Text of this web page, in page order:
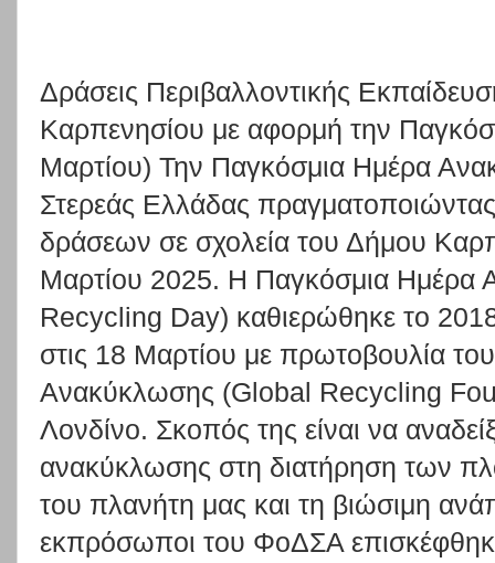
Δράσεις Περιβαλλοντικής
Καρπενησίου με αφορμή την
Μαρτίου) Την Παγκόσμια Ημέρα
Στερεάς Ελλάδας
δράσεων σε σχολεία του Δήμου
Μαρτίου 2025. Η Παγκόσμια Ημέρα
Recycling Day) καθιερώθηκε το 2018
στις 18 Μαρτίου με πρωτοβουλία
Ανακύκλωσης (Global Recycling
Λονδίνο. Σκοπός της είναι να
ανακύκλωσης στη διατήρηση των
του πλανήτη μας και τη βιώσιμη
εκπρόσωποι του ΦοΔΣΑ